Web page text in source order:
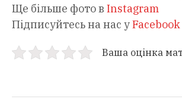
Ще більше фото в Instagram
Підписуйтесь на нас уFacebook
Ваша оцінка